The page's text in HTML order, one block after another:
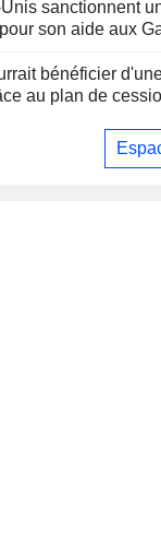
sanctionnent
son aide aux
bénéficier
au plan de